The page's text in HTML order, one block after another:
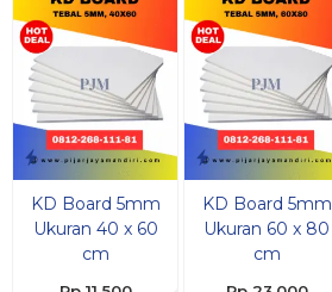
KD Board 5mm
Ukuran 40 x 60
cm
KD Board 5mm
Ukuran 60 x 80
cm